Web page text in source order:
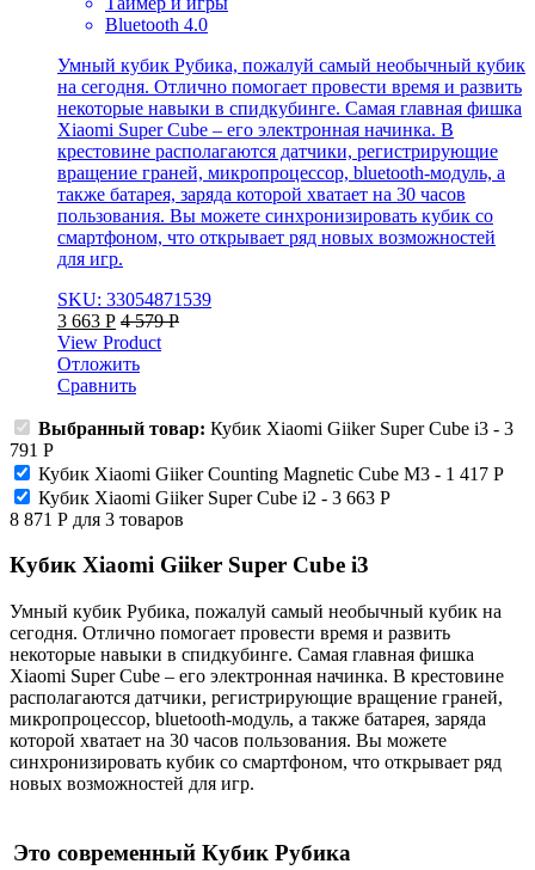
Bluetooth 4.0
Умный кубик Рубика, пожалуй самый необычный кубик
на сегодня. Отлично помогает провести время и развить
некоторые навыки в спидкубинге. Самая главная фишка
Xiaomi Super Cube – его электронная начинка. В
крестовине располагаются датчики, регистрирующие
вращение граней, микропроцессор, bluetooth-модуль, а
также батарея, заряда которой хватает на 30 часов
пользования. Вы можете синхронизировать кубик со
смартфоном, что открывает ряд новых возможностей
для игр.
SKU: 33054871539
3 663 Р 4 579Р
View Product
Отложить
Сравнить
Выбранный товар: Кубик Xiaomi Giiker Super Cube i3 - 3
791 Р
Кубик Xiaomi Giiker Counting Magnetic Cube M3 - 1 417 Р
Кубик Xiaomi Giiker Super Cube i2 - 3 663 Р
8 871 Р для 3 товаров
Кубик Xiaomi Giiker Super Cube i3
Умный кубик Рубика, пожалуй самый необычный кубик на
сегодня. Отлично помогает провести время и развить
некоторые навыки в спидкубинге. Самая главная фишка
Xiaomi Super Cube – его электронная начинка. В крестовине
располагаются датчики, регистрирующие вращение граней,
микропроцессор, bluetooth-модуль, а также батарея, заряда
которой хватает на 30 часов пользования. Вы можете
синхронизировать кубик со смартфоном, что открывает ряд
новых возможностей для игр.
Это современный Кубик Рубика